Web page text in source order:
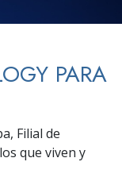
PARA
Filial de
que viven y